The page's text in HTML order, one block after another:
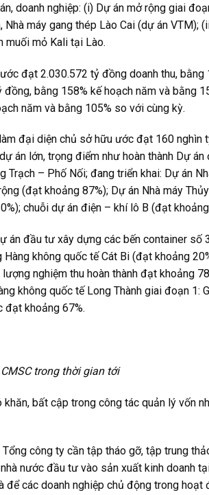
doanh nghiệp: (i) Dự án mở rộng giai
máy gang thép Lào Cai (dự án VTM);
muối mỏ Kali tại Lào.
đạt 2.030.572 tỷ đồng doanh thu, bằng
bằng 158% kế hoạch năm và bằng
năm và bằng 105% so với cùng kỳ.
đại diện chủ sở hữu ước đạt 160 nghìn
án lớn, trọng điểm như hoàn thành Dự
– Phố Nối; đang triển khai: Dự án
(đạt khoảng 87%); Dự án Nhà máy
chuỗi dự án điện – khí lô B (đạt
án đầu tư xây dựng các bến container số
không quốc tế Cát Bi (đạt khoảng
nghiệm thu hoàn thành đạt khoảng
không quốc tế Long Thành giai đoạn 1:
đạt khoảng 67%.
trong thời gian tới
bất cập trong công tác quản lý vốn
công ty cần tập tháo gỡ, tập trung
nước đầu tư vào sản xuất kinh doanh
các doanh nghiệp chủ động trong hoạt